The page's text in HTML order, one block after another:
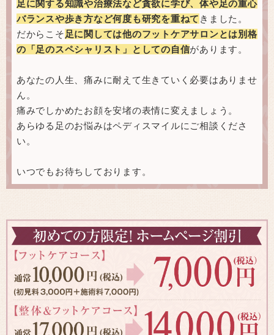
足に関する知識や治療法など貪欲に学び、体や足の重心
バランスや歩き方など何度も研究を重ねて きました。
だからこそ 足に関しては他のフットケアサロンとは別格
の「足のスペシャリスト」としての自信があります。
あなたの人生、痛みに耐えて生きていく必要はありませ
ん。
痛みでしかめたお顔を安堵の表情に変えましょう。
あらゆる足のお悩みはペディスマイルにご相談くださ
い。
いつでもお待ちしております。